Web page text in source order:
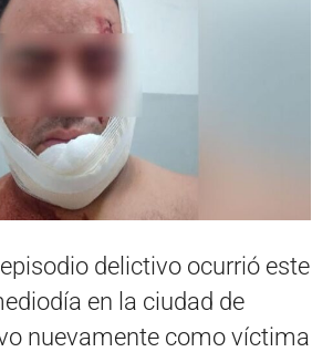
delictivo ocurrió este
en la ciudad de
nuevamente como víctima